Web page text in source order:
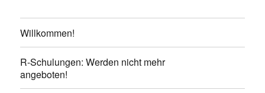
Willkommen!
R-Schulungen: Werden nicht mehr
angeboten!